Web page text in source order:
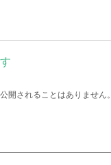
開されることはありません。